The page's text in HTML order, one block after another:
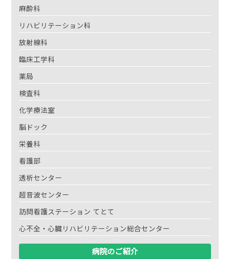
麻酔科
リハビリテーション科
放射線科
臨床工学科
薬局
検査科
化学療法室
脳ドック
栄養科
看護部
透析センター
超音波センター
訪問看護ステーション てとて
心不全・心臓リハビリテーション総合センター
病院のご紹介